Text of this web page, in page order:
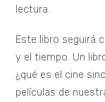
lectura.
Este libro seguirá
y el tiempo. Un
¿qué es el cine
películas de